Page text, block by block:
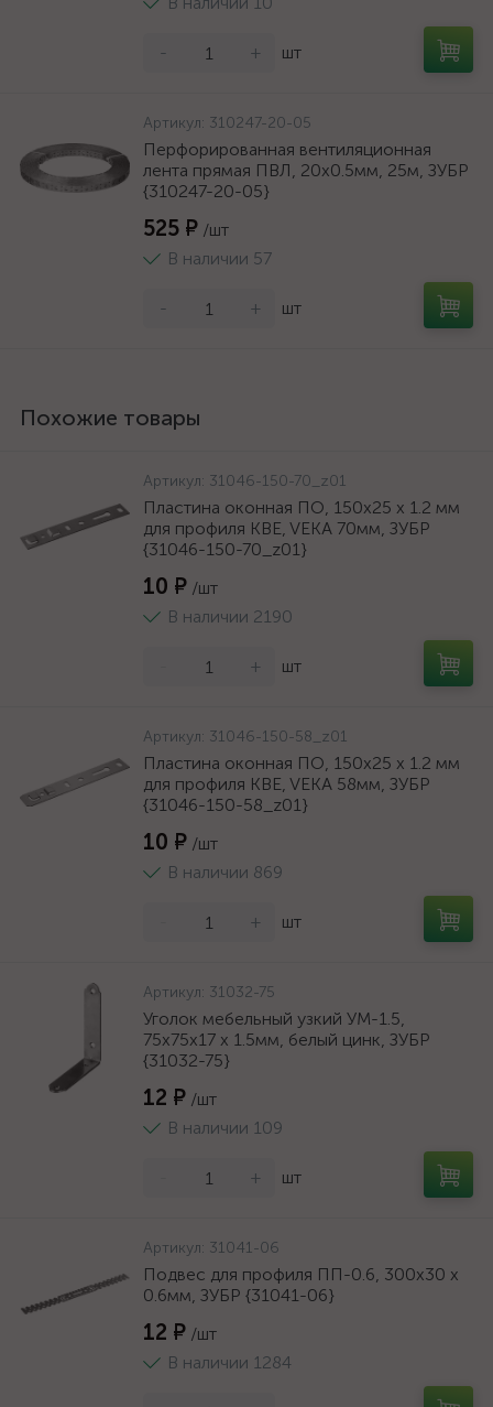
- + шт
Артикул: 310247-20-05
Перфорированная вентиляционная
лента прямая ПВЛ, 20х0.5мм, 25м, ЗУБР
{310247-20-05}
525 ₽ /шт
В наличии 57
- + шт
Похожие товары
Артикул: 31046-150-70_z01
Пластина оконная ПО, 150х25 х 1.2 мм
для профиля KBE, VEKA 70мм, ЗУБР
{31046-150-70_z01}
10 ₽ /шт
В наличии 2190
+ шт
Артикул: 31046-150-58_z01
Пластина оконная ПО, 150х25 х 1.2 мм
для профиля KBE, VEKA 58мм, ЗУБР
{31046-150-58_z01}
10 ₽ /шт
В наличии 869
+ шт
Артикул: 31032-75
Уголок мебельный узкий УМ-1.5,
75х75х17 х 1.5мм, белый цинк, ЗУБР
{31032-75}
12 ₽ /шт
В наличии 109
+ шт
Артикул: 31041-06
Подвес для профиля ПП-0.6, 300x30 х
0.6мм, ЗУБР {31041-06}
12 ₽ /шт
В наличии 1284